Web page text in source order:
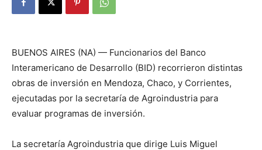
BUENOS AIRES (NA) — Funcionarios del Banco
Interamericano de Desarrollo (BID) recorrieron distintas
obras de inversión en Mendoza, Chaco, y Corrientes,
ejecutadas por la secretaría de Agroindustria para
evaluar programas de inversión.
La secretaría Agroindustria que dirige Luis Miguel